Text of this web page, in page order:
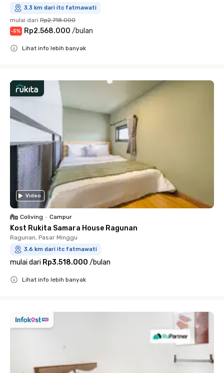
3.3 km dari itc fatmawati
mulai dari Rp2.718.000
-5% Rp2.568.000 /bulan
Lihat info lebih banyak
Video
Coliving • Campur
Kost Rukita Samara House Ragunan
Ragunan, Pasar Minggu
3.6 km dari itc fatmawati
mulai dari Rp3.518.000 /bulan
Lihat info lebih banyak